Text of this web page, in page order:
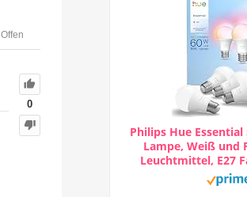
Offen
0
Philips Hue Essential
Lampe, Weiß und
Leuchtmittel, E27